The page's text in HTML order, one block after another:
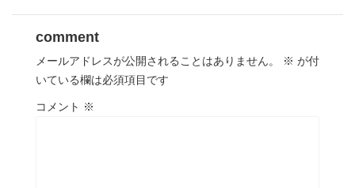
comment
メールアドレスが公開されることはありません。 ※ が付
いている欄は必須項目です
コメント ※